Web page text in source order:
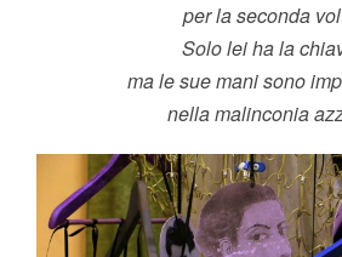
per la seconda
Solo lei ha la
ma le sue mani sono
nella malinconia